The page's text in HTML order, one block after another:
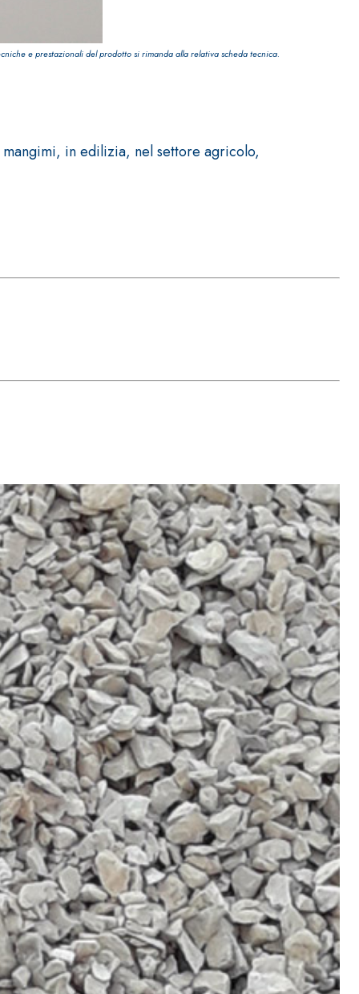
in edilizia, nel settore agricolo,
e prestazionali del prodotto si rimanda alla relativa scheda tecnica.
FASSAFLOOR – FONDI DI POSA
base di anidrite e quarzo, ad alta conducibilità
di massetti radianti a basso spessore in